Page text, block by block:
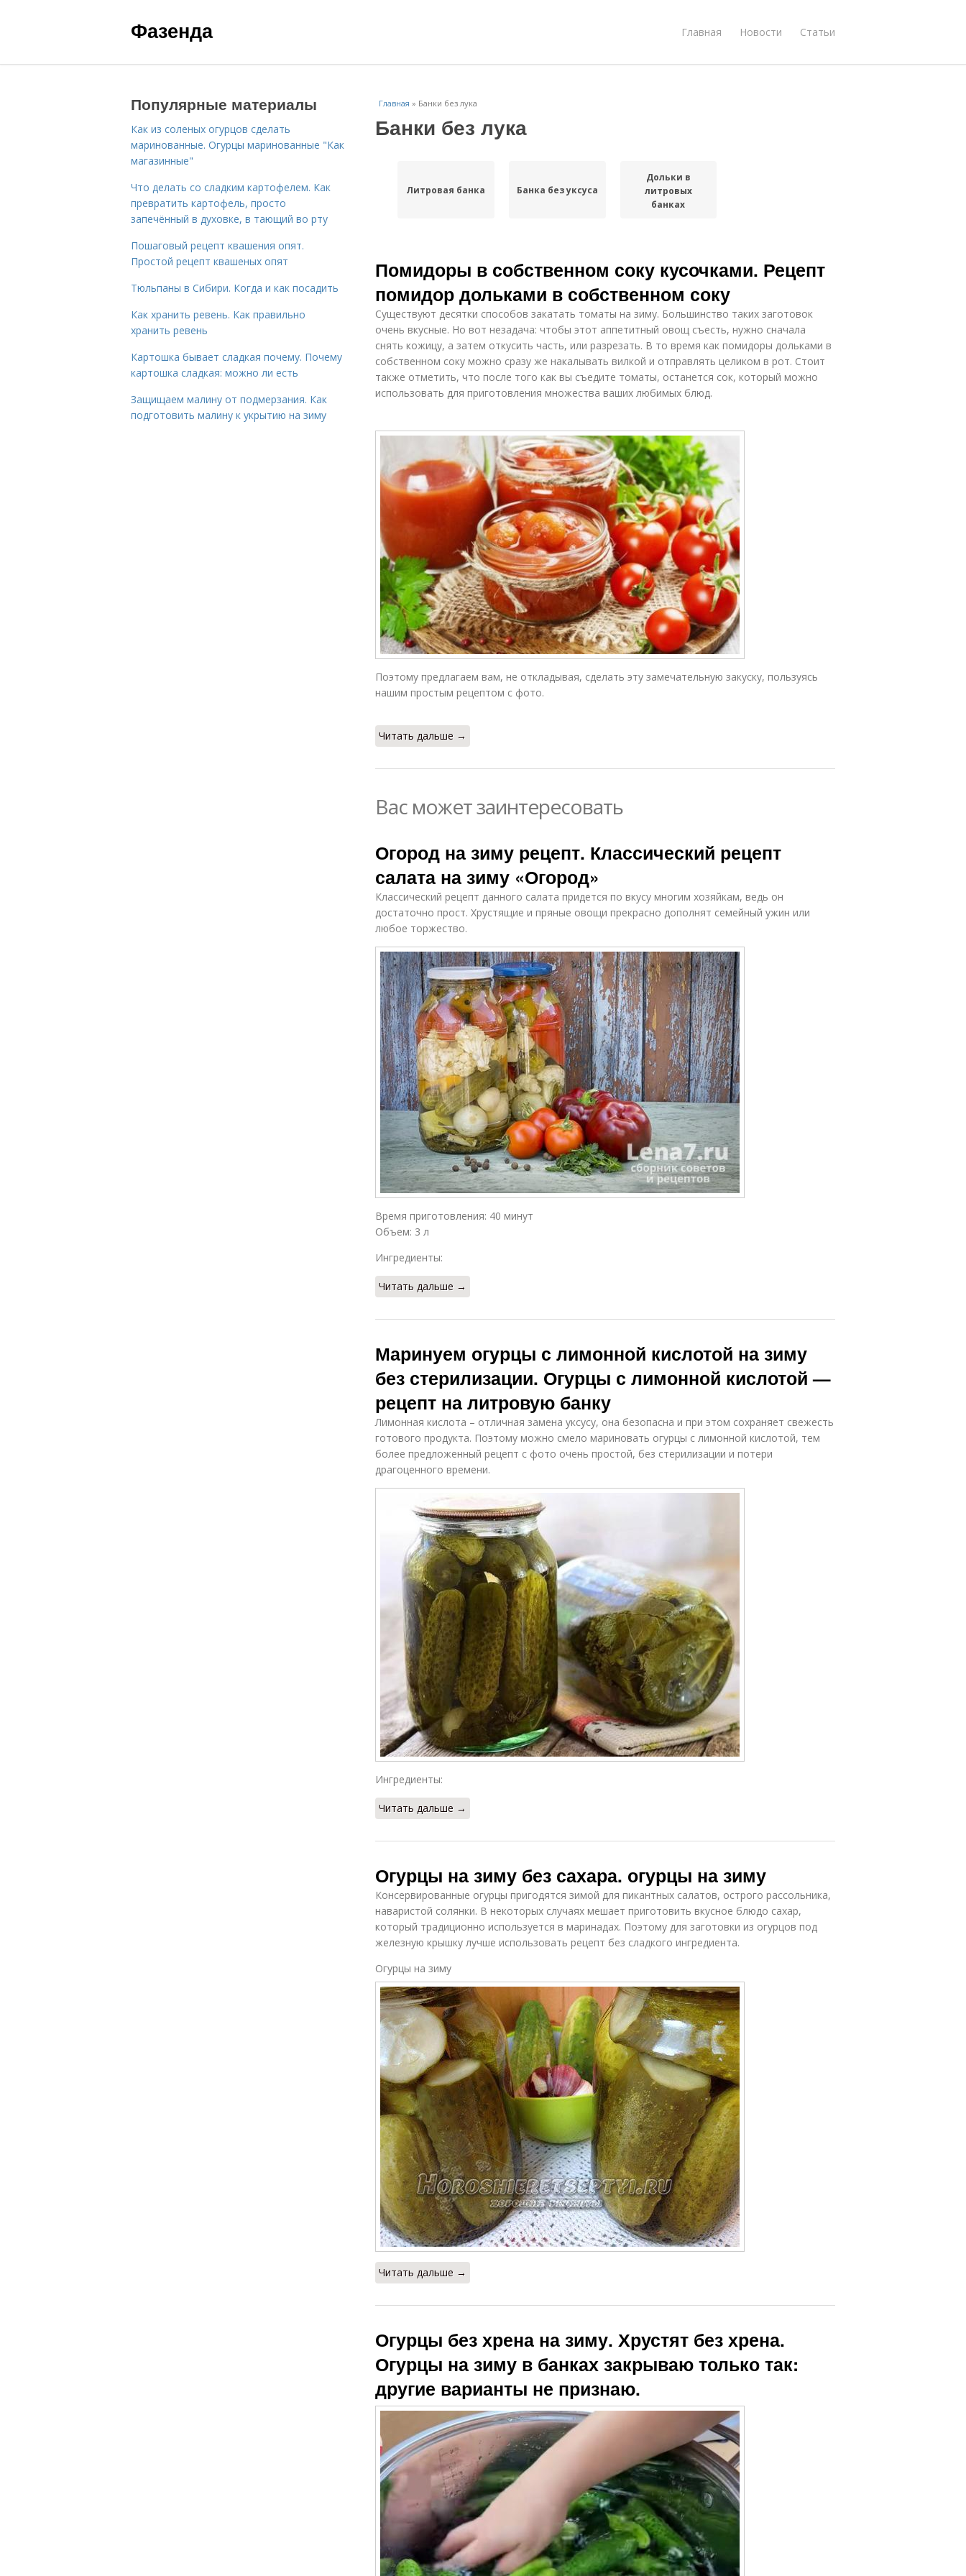
Фазенда Главная Новости Статьи
Главная » Банки без лука
Банки без лука
Литровая банка Банка без уксуса
Дольки в
литровых
банках
Помидоры в собственном соку кусочками. Рецепт
помидор дольками в собственном соку
Существуют десятки способов закатать томаты на зиму. Большинство таких заготовок
очень вкусные. Но вот незадача: чтобы этот аппетитный овощ съесть, нужно сначала
снять кожицу, а затем откусить часть, или разрезать. В то время как помидоры дольками в
собственном соку можно сразу же накалывать вилкой и отправлять целиком в рот. Стоит
также отметить, что после того как вы съедите томаты, останется сок, который можно
использовать для приготовления множества ваших любимых блюд.
Поэтому предлагаем вам, не откладывая, сделать эту замечательную закуску, пользуясь
нашим простым рецептом с фото.
Читать дальше →
Вас может заинтересовать
Огород на зиму рецепт. Классический рецепт
салата на зиму «Огород»
Классический рецепт данного салата придется по вкусу многим хозяйкам, ведь он
достаточно прост. Хрустящие и пряные овощи прекрасно дополнят семейный ужин или
любое торжество.
Время приготовления: 40 минут
Объем: 3 л
Ингредиенты:
Читать дальше →
Маринуем огурцы с лимонной кислотой на зиму
без стерилизации. Огурцы с лимонной кислотой —
рецепт на литровую банку
Лимонная кислота – отличная замена уксусу, она безопасна и при этом сохраняет свежесть
готового продукта. Поэтому можно смело мариновать огурцы с лимонной кислотой, тем
более предложенный рецепт с фото очень простой, без стерилизации и потери
драгоценного времени.
Ингредиенты:
Читать дальше →
Огурцы на зиму без сахара. огурцы на зиму
Консервированные огурцы пригодятся зимой для пикантных салатов, острого рассольника,
наваристой солянки. В некоторых случаях мешает приготовить вкусное блюдо сахар,
который традиционно используется в маринадах. Поэтому для заготовки из огурцов под
железную крышку лучше использовать рецепт без сладкого ингредиента.
Огурцы на зиму
Читать дальше →
Огурцы без хрена на зиму. Хрустят без хрена.
Огурцы на зиму в банках закрываю только так:
другие варианты не признаю.
Популярные материалы
Как из соленых огурцов сделать
маринованные. Огурцы маринованные "Как
магазинные"
Что делать со сладким картофелем. Как
превратить картофель, просто
запечённый в духовке, в тающий во рту
Пошаговый рецепт квашения опят.
Простой рецепт квашеных опят
Тюльпаны в Сибири. Когда и как посадить
Как хранить ревень. Как правильно
хранить ревень
Картошка бывает сладкая почему. Почему
картошка сладкая: можно ли есть
Защищаем малину от подмерзания. Как
подготовить малину к укрытию на зиму